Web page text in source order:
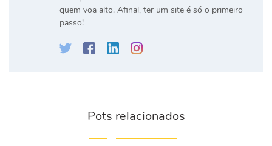
quem voa alto. Afinal, ter um site é só o primeiro
passo!
Pots relacionados